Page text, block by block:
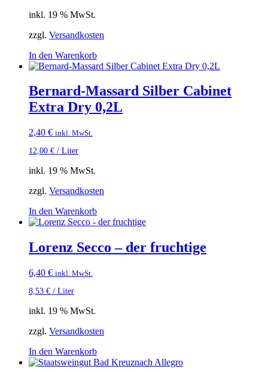
inkl. 19 % MwSt.
zzgl. Versandkosten
In den Warenkorb
Bernard-Massard Silber Cabinet
Extra Dry 0,2L
2,40 € inkl. MwSt.
12,00 € / Liter
inkl. 19 % MwSt.
zzgl. Versandkosten
In den Warenkorb
Lorenz Secco – der fruchtige
6,40 € inkl. MwSt.
8,53 € / Liter
inkl. 19 % MwSt.
zzgl. Versandkosten
In den Warenkorb